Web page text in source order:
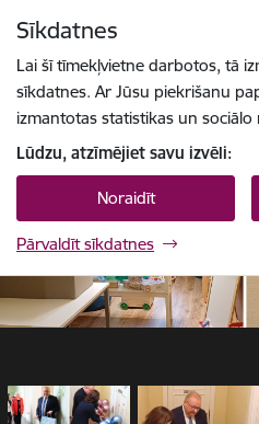
Sīkdatnes
Lai šī tīmekļvietne darbotos, tā
sīkdatnes. Ar Jūsu piekrišanu
izmantotas statistikas un sociālo
Lūdzu, atzīmējiet savu izvēli:
Noraidīt
Pārvaldīt sīkdatnes
1 / 6